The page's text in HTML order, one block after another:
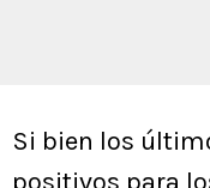
Si bien los